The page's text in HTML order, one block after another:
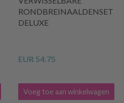
RONDBREINAALDENSET
DELUXE
EUR 54.75
Voeg toe aan winkelwagen